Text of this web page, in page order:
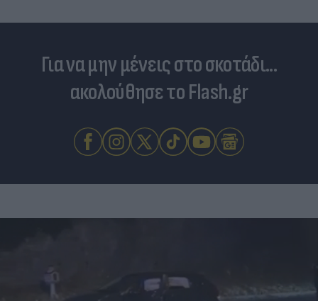
Για να μην μένεις στο σκοτάδι...
ακολούθησε το Flash.gr